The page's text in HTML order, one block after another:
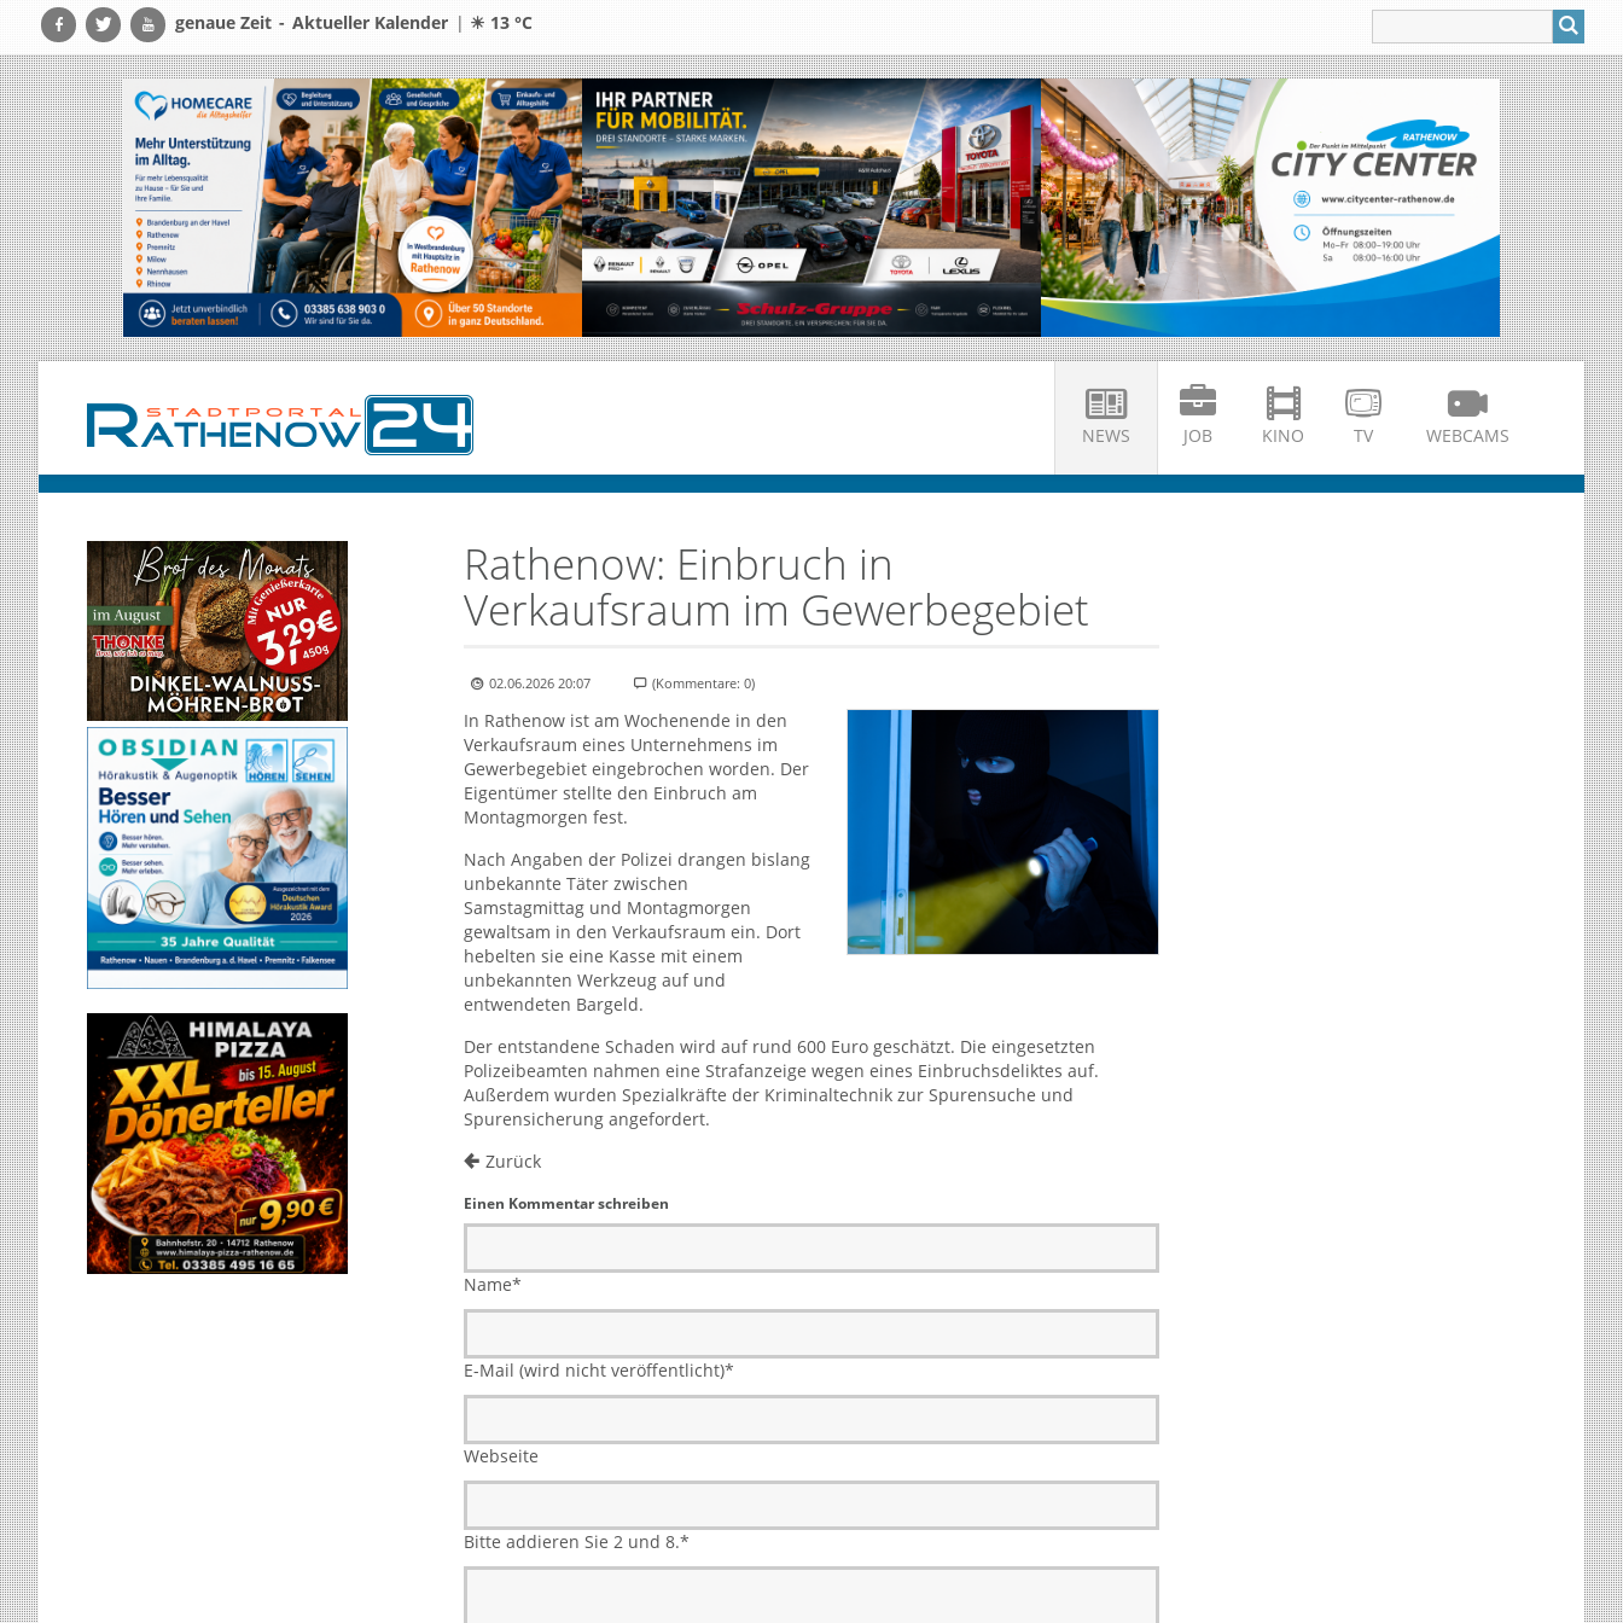
genaue Zeit - Aktueller Kalender | ☀ 13 °C
NEWS JOB KINO TV WEBCAMS
Rathenow: Einbruch in
Verkaufsraum im Gewerbegebiet
02.06.2026 20:07 (Kommentare: 0)
In Rathenow ist am Wochenende in den
Verkaufsraum eines Unternehmens im
Gewerbegebiet eingebrochen worden. Der
Eigentümer stellte den Einbruch am
Montagmorgen fest.
Nach Angaben der Polizei drangen bislang
unbekannte Täter zwischen
Samstagmittag und Montagmorgen
gewaltsam in den Verkaufsraum ein. Dort
hebelten sie eine Kasse mit einem
unbekannten Werkzeug auf und
entwendeten Bargeld.
Der entstandene Schaden wird auf rund 600 Euro geschätzt. Die eingesetzten
Polizeibeamten nahmen eine Strafanzeige wegen eines Einbruchsdeliktes auf.
Außerdem wurden Spezialkräfte der Kriminaltechnik zur Spurensuche und
Spurensicherung angefordert.
Zurück
Einen Kommentar schreiben
Name*
E-Mail (wird nicht veröffentlicht)*
Webseite
Bitte addieren Sie 2 und 8.*